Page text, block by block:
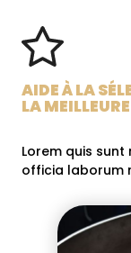
AIDE À LA
LA
Lorem quis
officia laborum